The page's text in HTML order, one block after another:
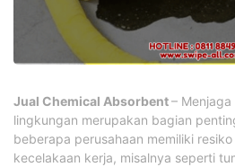
Jual Chemical Absorbent–
lingkungan merupakan bagian
beberapa perusahaan memiliki
kecelakaan kerja, misalnya seperti